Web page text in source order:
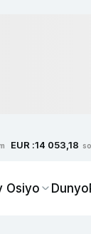
EUR :14 053,18
Osiyo Dunyo